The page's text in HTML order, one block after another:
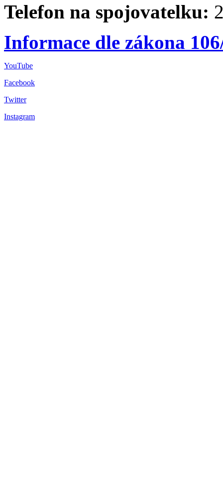
Telefon na spojovatelku:
Informace dle zákona
YouTube
Facebook
Twitter
Instagram